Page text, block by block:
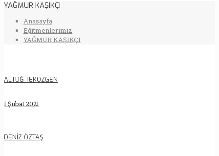
YAĞMUR KAŞIKÇI
Anasayfa
Eğitmenlerimiz
YAĞMUR KAŞIKÇI
ALTUĞ TEKÖZGEN
1 Şubat 2021
DENİZ ÖZTAŞ